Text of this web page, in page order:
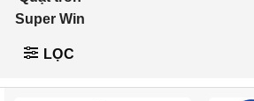
Super Win
LỌC